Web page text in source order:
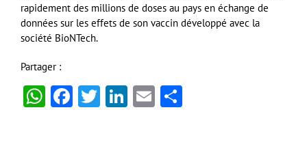
rapidement des millions de doses au pays en échange de
données sur les effets de son vaccin développé avec la
société BioNTech.
Partager :
WhatsApp
Facebook
Twitter
LinkedIn
Email